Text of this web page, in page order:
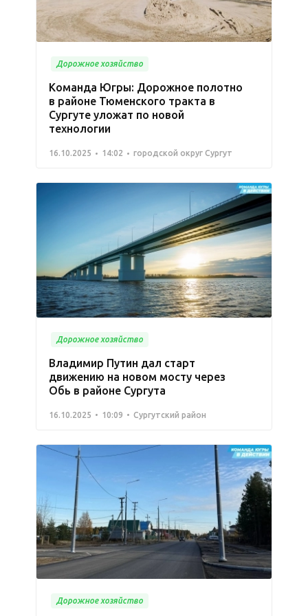
Дорожное хозяйство
Команда Югры: Дорожное полотно
в районе Тюменского тракта в
Сургуте уложат по новой
технологии
16.10.2025 14:02 городской округ Сургут
Дорожное хозяйство
Владимир Путин дал старт
движению на новом мосту через
Обь в районе Сургута
16.10.2025 10:09 Сургутский район
Дорожное хозяйство